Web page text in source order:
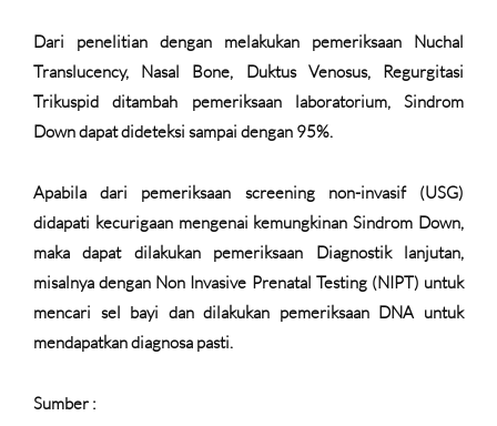
Dari penelitian dengan melakukan pemeriksaan Nuchal
Translucency, Nasal Bone, Duktus Venosus, Regurgitasi
Trikuspid ditambah pemeriksaan laboratorium, Sindrom
Down dapat dideteksi sampai dengan 95%.
Apabila dari pemeriksaan screening non-invasif (USG)
didapati kecurigaan mengenai kemungkinan Sindrom Down,
maka dapat dilakukan pemeriksaan Diagnostik lanjutan,
misalnya dengan Non Invasive Prenatal Testing (NIPT) untuk
mencari sel bayi dan dilakukan pemeriksaan DNA untuk
mendapatkan diagnosa pasti.
Sumber :